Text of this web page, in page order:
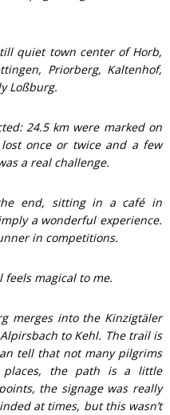
quiet town center of Horb,
Priorberg, Kaltenhof,
Loßburg.
24.5 km were marked on
once or twice and a few
a real challenge.
end, sitting in a café in
a wonderful experience.
in competitions.
magical to me.
merges into the Kinzigtäler
to Kehl. The trail is
tell that not many pilgrims
the path is a little
the signage was really
at times, but this wasn’t